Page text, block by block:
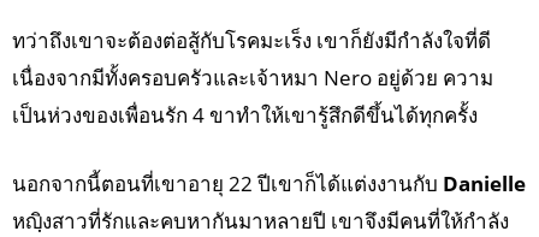
ทว่าถึงเขาจะต้องต่อสู้กับโรคมะเร็ง เขาก็ยังมีกำลังใจที่ดี
เนื่องจากมีทั้งครอบครัวและเจ้าหมา Nero อยู่ด้วย ความ
เป็นห่วงของเพื่อนรัก 4 ขาทำให้เขารู้สึกดีขึ้นได้ทุกครั้ง
นอกจากนี้ตอนที่เขาอายุ 22 ปีเขาก็ได้แต่งงานกับ Danielle
หญฺิงสาวที่รักและคบหากันมาหลายปี เขาจึงมีคนที่ให้กำลัง